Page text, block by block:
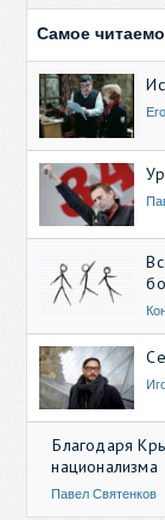
Самое
Благодаря
национализма
Павел Святенков